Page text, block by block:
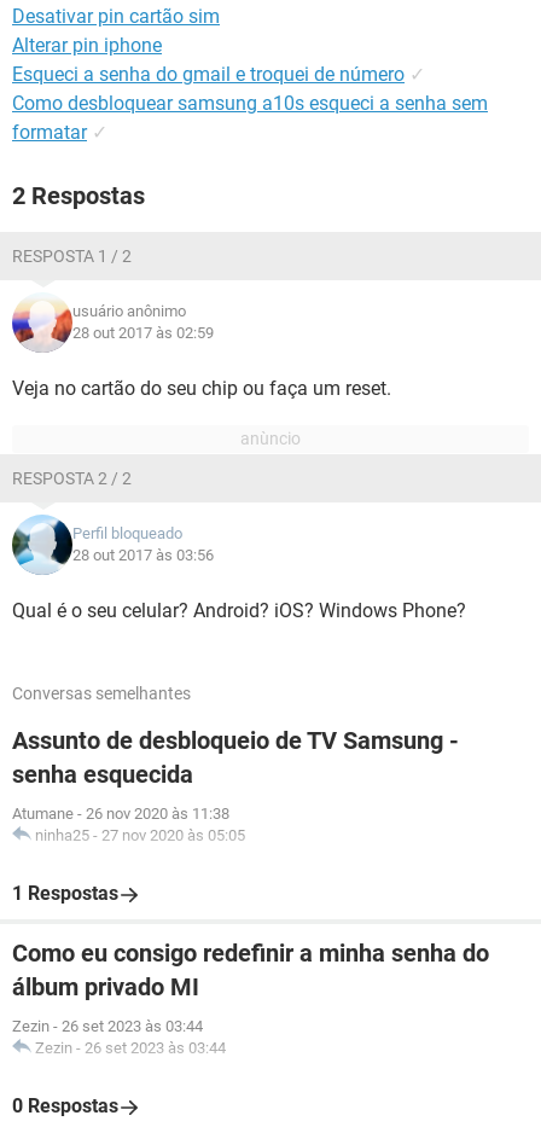
Desativar pin cartão sim
Alterar pin iphone
Esqueci a senha do gmail e troquei de número ✓
Como desbloquear samsung a10s esqueci a senha sem
formatar ✓
2 Respostas
RESPOSTA 1 / 2
usuário anônimo
28 out 2017 às 02:59
Veja no cartão do seu chip ou faça um reset.
RESPOSTA 2 / 2
Perfil bloqueado
28 out 2017 às 03:56
Qual é o seu celular? Android? iOS? Windows Phone?
Conversas semelhantes
Assunto de desbloqueio de TV Samsung -
senha esquecida
Atumane - 26 nov 2020 às 11:38
ninha25 - 27 nov 2020 às 05:05
1 Respostas
Como eu consigo redefinir a minha senha do
álbum privado MI
Zezin - 26 set 2023 às 03:44
Zezin - 26 set 2023 às 03:44
0 Respostas